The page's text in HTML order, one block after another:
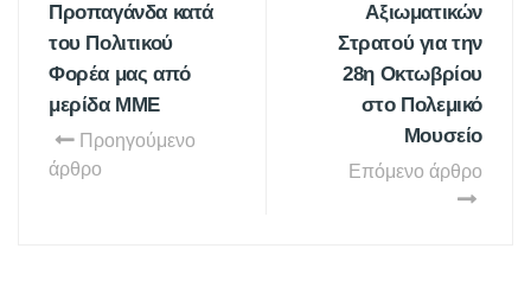
Προπαγάνδα κατά
του Πολιτικού
Φορέα μας από
μερίδα ΜΜΕ
Προηγούμενο
άρθρο
Αξιωματικών
Στρατού για την
28η Οκτωβρίου
στο Πολεμικό
Μουσείο
Επόμενο άρθρο